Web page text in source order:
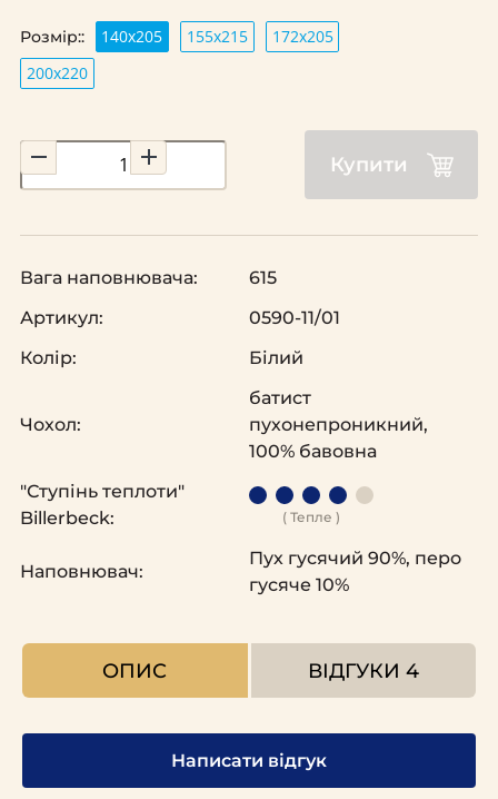
Розмір:: 140х205 155х215
172х205
200х220
Купити
Вага наповнювача:
615
Артикул:
0590-11/01
Колір:
Білий
Чохол:
батист
пухонепроникний,
100% бавовна
"Ступінь теплоти"
Billerbeck:
( Тепле )
Наповнювач:
Пух гусячий 90%, перо
гусяче 10%
ОПИС ВІДГУКИ 4
Написати відгук